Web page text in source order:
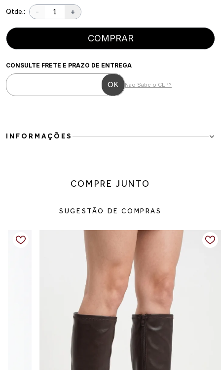
Qtde.: - +
COMPRAR
CONSULTE FRETE E PRAZO DE ENTREGA
Não Sabe o CEP?
INFORMAÇÕES
sofisticado, o modelo traz linhas limpas e acabamento refinado,
Produzida em couro, oferece durabilidade, maciez e um visual
facilmente com vestidos, saias, jeans e alfaiataria.
O fechamento em zíper lateral facilita o calce e traz praticidade para
a rotina, fazendo dessa bota uma escolha curinga para
composições elegantes e modernas.
Modelo: Bota cano médio feminina
Fechamento: Zíper lateral
Solado: Emborrachado antiderrapante
Estilo: Casual sofisticado e atemporal
COMPRE JUNTO
SUGESTÃO DE COMPRAS